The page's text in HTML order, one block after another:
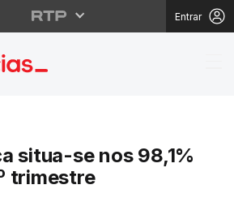
Entrar
situa-
situa-se nos 98,1%
trimestre